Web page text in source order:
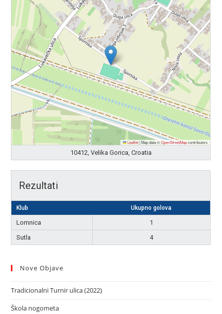
Leaflet |Map data ©OpenStreetMapcontributors
10412, Velika Gorica, Croatia
Rezultati
Klub Ukupno golova
Lomnica
1
Sutla
4
Nove Objave
Tradicionalni Turnir ulica (2022)
Škola nogometa